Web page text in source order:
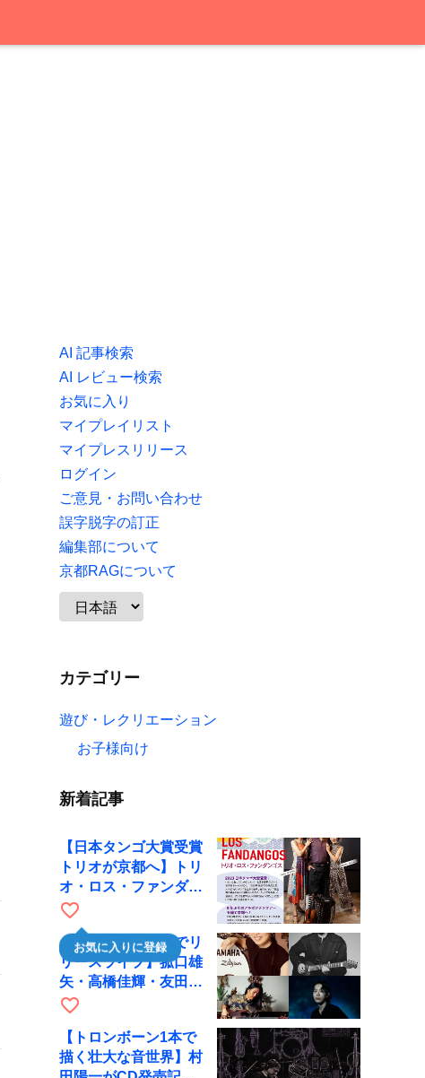
AI 記事検索
AI レビュー検索
お気に入り
マイプレイリスト
マイプレスリリース
ログイン
ご意見・お問い合わせ
誤字脱字の訂正
編集部について
京都RAGについて
カテゴリー
遊び・レクリエーション
お子様向け
新着記事
【日本タンゴ大賞受賞
トリオが京都へ】トリ
オ・ロス・ファンダン
ゴスが10月9日にRAG
で公演
favorite_border
お気に入りに登録
【川口千里、京都でリ
リースライブ】菰口雄
矢・高橋佳輝・友田ジ
ュンと9月28日にRAG
favorite_border
【トロンボーン1本で
描く壮大な音世界】村